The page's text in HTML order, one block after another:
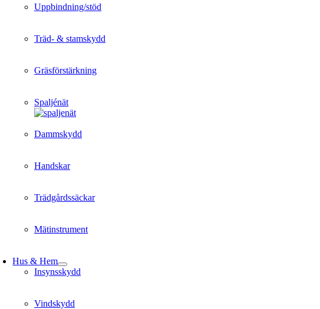
Uppbindning/stöd
Träd- & stamskydd
Gräsförstärkning
Spaljénät
Dammskydd
Handskar
Trädgårdssäckar
Mätinstrument
Hus & Hem
Insynsskydd
Vindskydd